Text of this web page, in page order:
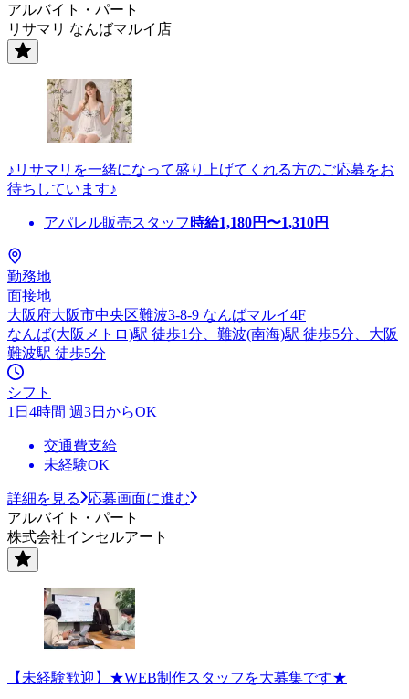
アルバイト・パート
リサマリ なんばマルイ店
♪リサマリを一緒になって盛り上げてくれる方のご応募をお
待ちしています♪
アパレル販売スタッフ 時給1,180円〜1,310円
勤務地
面接地
大阪府大阪市中央区難波3-8-9 なんばマルイ4F
なんば(大阪メトロ)駅 徒歩1分、難波(南海)駅 徒歩5分、大阪
難波駅 徒歩5分
シフト
1日4時間 週3日からOK
交通費支給
未経験OK
詳細を見る
応募画面に進む
アルバイト・パート
株式会社インセルアート
【未経験歓迎】★WEB制作スタッフを大募集です★